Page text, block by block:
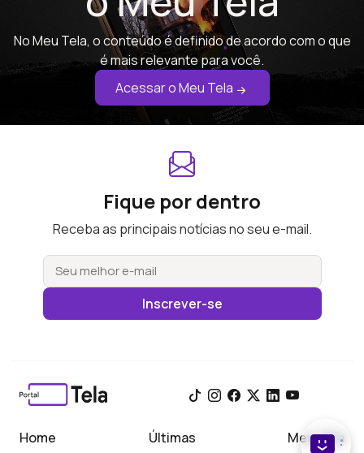
No Meu Tela, o conteúdo é definido de acordo com o que
é mais relevante para você.
Acessar o Meu Tela
Fique por dentro
Receba as principais notícias no seu e-mail.
Inscrever-se
Home Últimas Meu Tela